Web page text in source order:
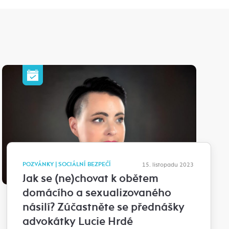
POZVÁNKY | SOCIÁLNÍ BEZPEČÍ 15. listopadu 2023
Jak se (ne)chovat k obětem
domácího a sexualizovaného
násilí? Zúčastněte se přednášky
advokátky Lucie Hrdé